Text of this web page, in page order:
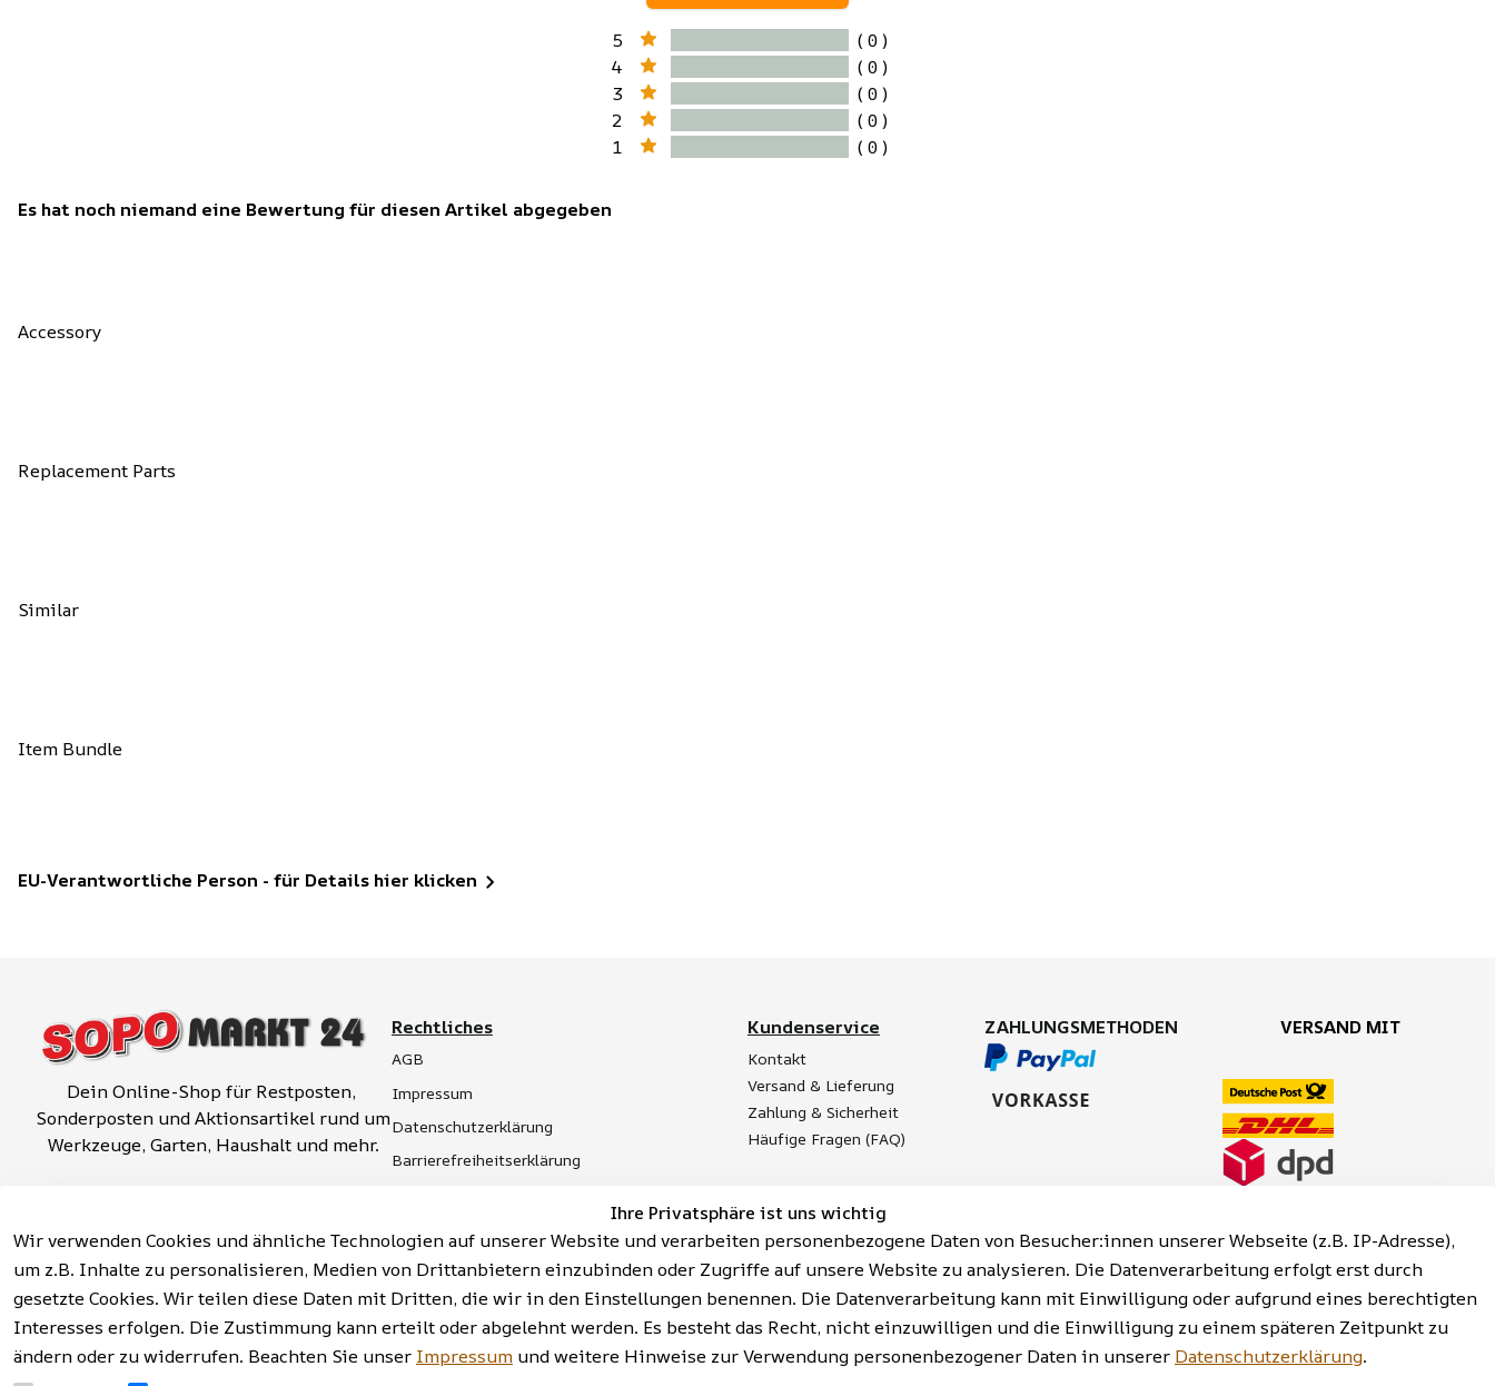
5
( 0 )
4
( 0 )
3
( 0 )
2
( 0 )
1
( 0 )
Es hat noch niemand eine Bewertung für diesen Artikel abgegeben
Accessory
Replacement Parts
Similar
Item Bundle
EU-Verantwortliche Person - für Details hier klicken
Ihre Privatsphäre ist uns wichtig
Wir verwenden Cookies und ähnliche Technologien auf unserer Website und verarbeiten personenbezogene Daten von Besucher:innen unserer Webseite (z.B. IP-Adresse),
um z.B. Inhalte zu personalisieren, Medien von Drittanbietern einzubinden oder Zugriffe auf unsere Website zu analysieren. Die Datenverarbeitung erfolgt erst durch
gesetzte Cookies. Wir teilen diese Daten mit Dritten, die wir in den Einstellungen benennen. Die Datenverarbeitung kann mit Einwilligung oder aufgrund eines berechtigten
Interesses erfolgen. Die Zustimmung kann erteilt oder abgelehnt werden. Es besteht das Recht, nicht einzuwilligen und die Einwilligung zu einem späteren Zeitpunkt zu
ändern oder zu widerrufen. Beachten Sie unser Impressum und weitere Hinweise zur Verwendung personenbezogener Daten in unserer Datenschutzerklärung.
Dein Online-Shop für Restposten,
Sonderposten und Aktionsartikel rund um
Werkzeuge, Garten, Haushalt und mehr.
Rechtliches
AGB
Impressum
Datenschutzerklärung
Barrierefreiheitserklärung
Kundenservice
Kontakt
Versand & Lieferung
Zahlung & Sicherheit
Häufige Fragen (FAQ)
ZAHLUNGSMETHODEN VERSAND MIT
Facebook | Instagram | Newsletter AGB | Impressum | Datenschutzerklärung | Barrierefreiheitserklärung | Widerrufsrecht